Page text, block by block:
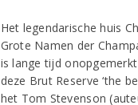
Het legendarische huis
Grote Namen der
is lange tijd
deze Brut Reserve ‘the
het Tom Stevenson